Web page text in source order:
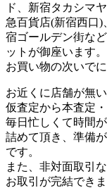
ド、新宿タカシマ
急百貨店(新宿西口
宿ゴールデン街な
ットが御座います。
お買い物の次いで
お近くに店舗が無
仮査定から本査定
毎日忙しくて時間
詰めて頂き、準備
です。
また、非対面取引
お取引が完結できま